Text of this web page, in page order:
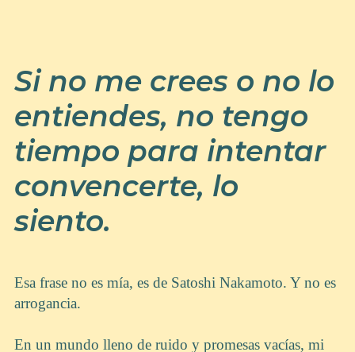
Si no me crees o no lo
entiendes, no tengo
tiempo para intentar
convencerte, lo
siento.
Esa frase no es mía, es de Satoshi Nakamoto. Y no es
arrogancia.
En un mundo lleno de ruido y promesas vacías, mi